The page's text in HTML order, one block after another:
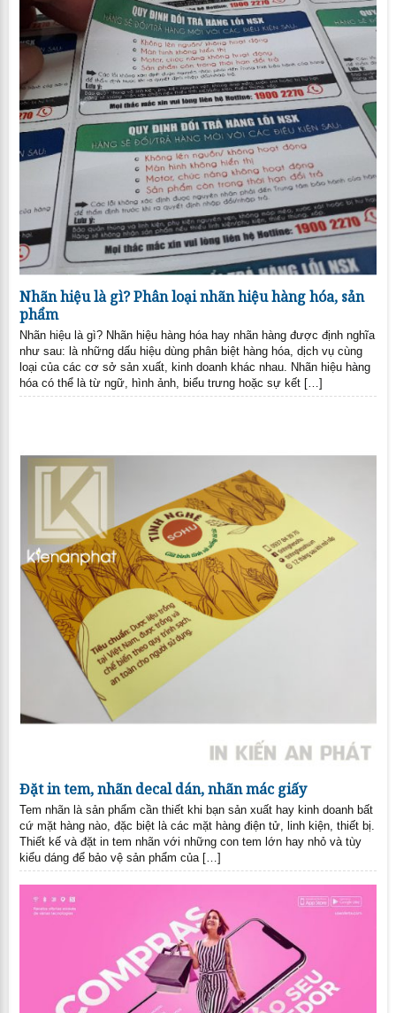
Nhãn hiệu là gì? Phân loại nhãn hiệu hàng hóa, sản
phẩm
Nhãn hiệu là gì? Nhãn hiệu hàng hóa hay nhãn hàng được định nghĩa
như sau: là những dấu hiệu dùng phân biệt hàng hóa, dịch vụ cùng
loại của các cơ sở sản xuất, kinh doanh khác nhau. Nhãn hiệu hàng
hóa có thể là từ ngữ, hình ảnh, biểu trưng hoặc sự kết […]
Đặt in tem, nhãn decal dán, nhãn mác giấy
Tem nhãn là sản phẩm cần thiết khi bạn sản xuất hay kinh doanh bất
cứ mặt hàng nào, đặc biệt là các mặt hàng điện tử, linh kiện, thiết bị.
Thiết kế và đặt in tem nhãn với những con tem lớn hay nhỏ và tùy
kiểu dáng để bảo vệ sản phẩm của […]